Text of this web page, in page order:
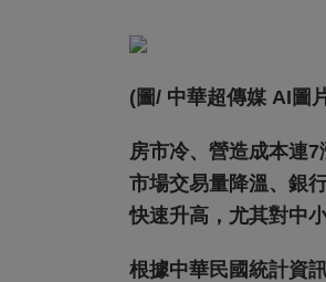
(圖/ 中華超傳媒 AI圖
房市冷、營造成本連
市場交易量降溫、銀
快速升高，尤其對中
根據中華民國統計資